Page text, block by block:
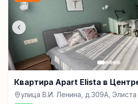
Квартира Apart Elista в
улица В.И. Ленина, д.309А, Элиста